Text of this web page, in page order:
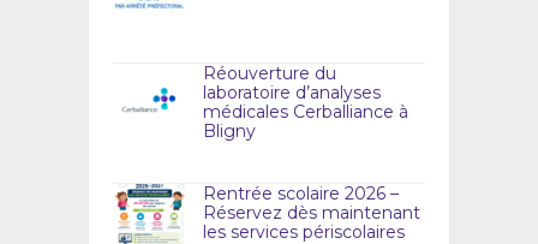
Réouverture du
laboratoire d’analyses
médicales Cerballiance à
Bligny
Rentrée scolaire 2026 –
Réservez dès maintenant
les services périscolaires